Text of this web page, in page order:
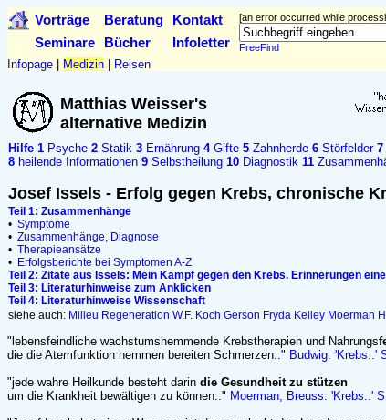
Vorträge Beratung Kontakt [an error occurred while
FreeFind
Seminare Bücher Infoletter
Infopage Medizin Reisen
Matthias Weisser's
alternative Medizin
Hilfe 1 Psyche 2 Statik 3 Ernährung 4Gifte 5 Zahnherde 6 Störfelder 7
8 heilende Informationen 9 Selbstheilung 10 Diagnostik 11
Josef Issels - Erfolg gegen Krebs, chronische
Teil 1: Zusammenhänge
• Symptome
• Zusammenhänge, Diagnose
• Therapieansätze
• Erfolgsberichte bei Symptomen A-Z
Teil 2: Zitate aus Issels: Mein Kampf gegen den Krebs. Erinnerungen
Teil 3: Literaturhinweise zum Anklicken
Teil 4: Literaturhinweise Wissenschaft
siehe auch: Milieu Regeneration W.F. Koch Gerson Fryda Kelley Moerman
"lebensfeindliche wachstumshemmende Krebstherapien und Nahrungs
die die Atemfunktion hemmen bereiten Schmerzen.." Budwig: 'Krebs..'
"jede wahre Heilkunde besteht darin die Gesundheit zu stützen
um die Krankheit bewältigen zu können.." Moerman, Breuss: 'Krebs..'